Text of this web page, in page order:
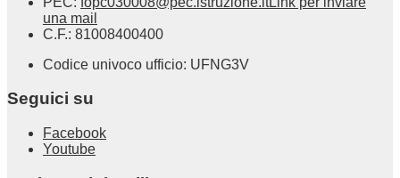
una mail
C.F.: 81008400400
Codice univoco ufficio: UFNG3V
Seguici su
Facebook
Youtube